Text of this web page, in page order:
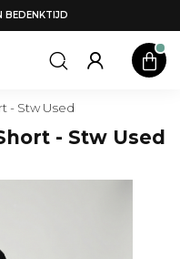
BEDENKTIJD
- Stw Used
- Stw Used